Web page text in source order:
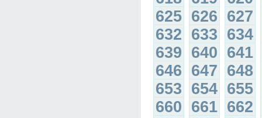
625 626 627
632 633 634
639 640 641
646 647 648
653 654 655
660 661 662